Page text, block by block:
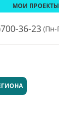
МОИ ПРОЕКТЫ
36-23 (Пн-